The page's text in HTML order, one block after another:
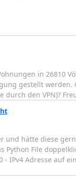
in 26810
gestellt werden.
den VPN)?
und hätte diese
Python File
- IPv4 Adresse auf